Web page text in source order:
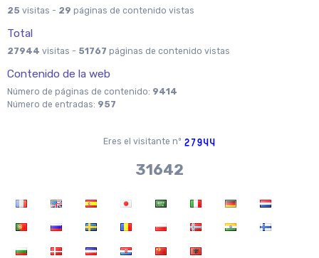
25 visitas - 29 páginas de contenido vistas
Total
27944 visitas - 51767 páginas de contenido vistas
Contenido de la web
Número de páginas de contenido: 9414
Número de entradas: 957
Eres el visitante nº
37970